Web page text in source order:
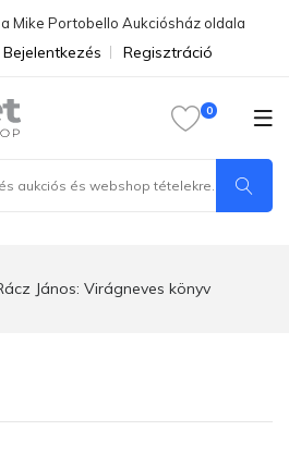
Mike Portobello Aukciósház oldala
Bejelentkezés Regisztráció
János: Virágneves könyv